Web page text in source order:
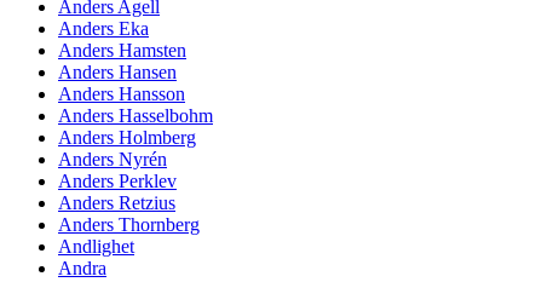
Anders Agell
Anders Eka
Anders Hamsten
Anders Hansen
Anders Hansson
Anders Hasselbohm
Anders Holmberg
Anders Nyrén
Anders Perklev
Anders Retzius
Anders Thornberg
Andlighet
Andra